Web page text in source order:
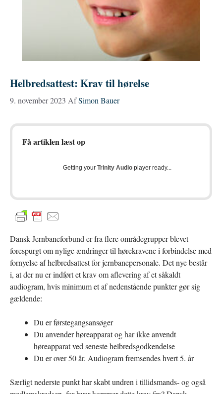
Helbredsattest: Krav til hørelse
9. november 2023 AfSimon Bauer
Få artiklen læst op
Getting your Trinity Audio player ready...
Dansk Jernbaneforbund er fra flere områdegrupper blevet
forespurgt om nylige ændringer til hørekravene i forbindelse med
fornyelse af helbredsattest for jernbanepersonale. Det nye består
i, at der nu er indført et krav om aflevering af et såkaldt
audiogram, hvis minimum et af nedenstående punkter gør sig
gældende:
Du er førstegangsansøger
Du anvender høreapparat og har ikke anvendt
høreapparat ved seneste helbredsgodkendelse
Du er over 50 år. Audiogram fremsendes hvert 5. år
Særligt nederste punkt har skabt undren i tillidsmands- og også